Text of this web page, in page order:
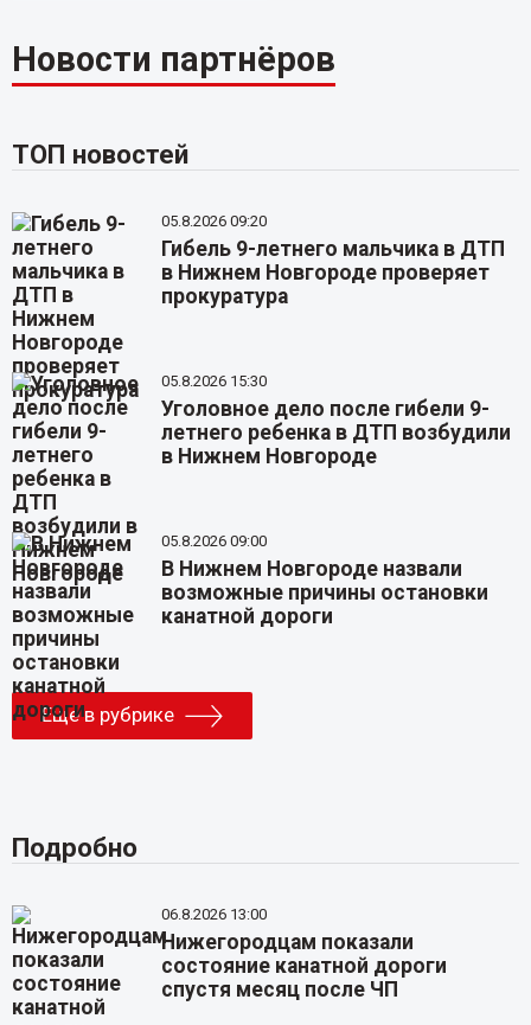
Новости партнёров
ТОП новостей
05.8.2026 09:20
Гибель 9-летнего мальчика в ДТП
в Нижнем Новгороде проверяет
прокуратура
05.8.2026 15:30
Уголовное дело после гибели 9-
летнего ребенка в ДТП возбудили
в Нижнем Новгороде
05.8.2026 09:00
В Нижнем Новгороде назвали
возможные причины остановки
канатной дороги
Еще в рубрике
Подробно
06.8.2026 13:00
Нижегородцам показали
состояние канатной дороги
спустя месяц после ЧП